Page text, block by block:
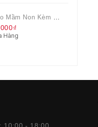
Balo Mầm Non Kèm Thú Bông Cho Bé
Hàng